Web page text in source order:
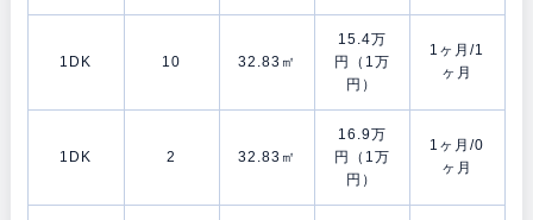
1DK 10 32.83㎡
15.4万
円（1万
円）
1ヶ月/1
ヶ月
1DK 2 32.83㎡
16.9万
円（1万
円）
1ヶ月/0
ヶ月